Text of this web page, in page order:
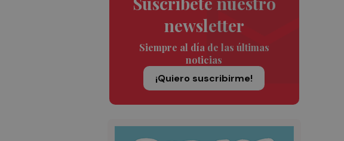
newsletter
Siempre al día de las últimas
noticias
¡Quiero suscribirme!